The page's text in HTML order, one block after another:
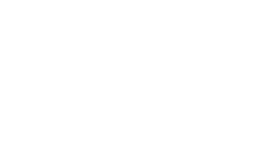
Bitnovo o realiza compras
para comprar